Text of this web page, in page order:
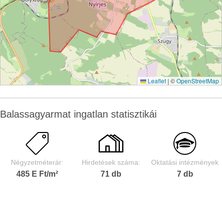
Leaflet | ©OpenStreetMap
Balassagyarmat ingatlan statisztikái
Négyzetméterár:
485 E Ft/m²
Hirdetések száma:
71 db
Oktatási intézmények
7 db